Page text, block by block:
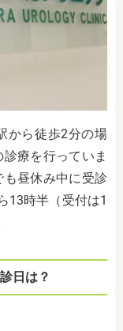
から徒歩2分の場
療を行っていま
昼休み中に受診
13時半（受付は1
日は？